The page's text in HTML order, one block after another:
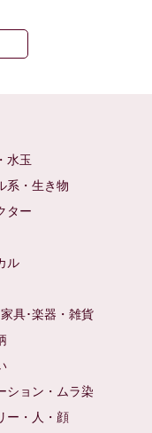
水玉
系・生き物
ター
ル
具･楽器・雑貨
ション・ムラ染
ー・人・顔